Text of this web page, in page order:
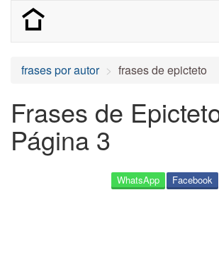
frases por autor frases de epicteto
Frases de
Página 3
Facebook
WhatsApp